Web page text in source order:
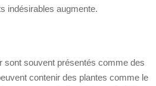
indésirables augmente.
sont souvent présentés comme des
contenir des plantes comme le